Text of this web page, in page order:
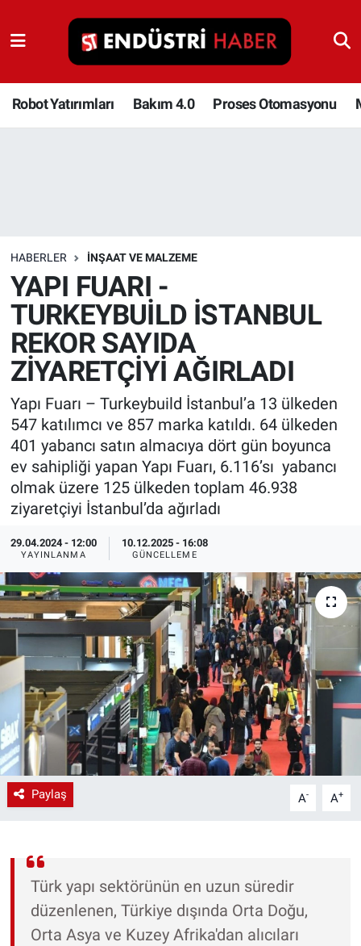
Robot Yatırımları Bakım 4.0 Proses Otomasyonu
HABERLER İNŞAAT VE MALZEME
YAPI FUARI -
TURKEYBUİLD İSTANBUL
REKOR SAYIDA
ZİYARETÇİYİ AĞIRLADI
Yapı Fuarı – Turkeybuild İstanbul’a 13 ülkeden
547 katılımcı ve 857 marka katıldı. 64 ülkeden
401 yabancı satın almacıya dört gün boyunca
ev sahipliği yapan Yapı Fuarı, 6.116’sı yabancı
olmak üzere 125 ülkeden toplam 46.938
ziyaretçiyi İstanbul’da ağırladı
29.04.2024 - 12:00
YAYINLANMA
10.12.2025 - 16:08
GÜNCELLEME
Paylaş A- A+
Türk yapı sektörünün en uzun süredir
düzenlenen, Türkiye dışında Orta Doğu,
Orta Asya ve Kuzey Afrika'dan alıcıları
Robot Yatırımları
Bakım 4.0
Depolama Çözümleri
İnşaat ve Malzeme
HaberOrtak
Enerjisini Üreten Fabrikalar
Endüstri 4.0 Uygulamaları
Ağır Sanayi Çözümleri